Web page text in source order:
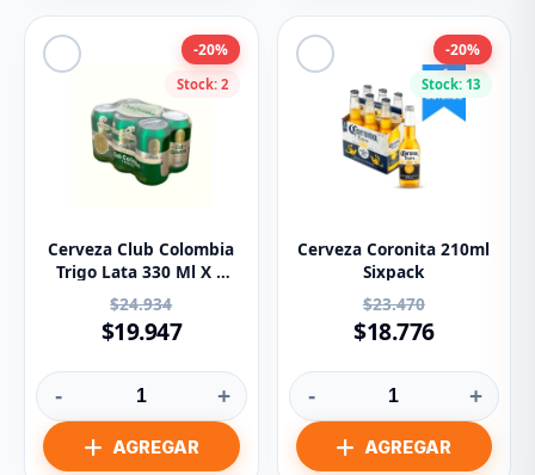
Stock: 2
-20%
Cerveza Club Colombia
Trigo Lata 330 Ml X 6
Unds
$24.934
$19.947
- +
Stock: 13
-20%
Cerveza Coronita 210ml
Sixpack
$23.470
$18.776
- +